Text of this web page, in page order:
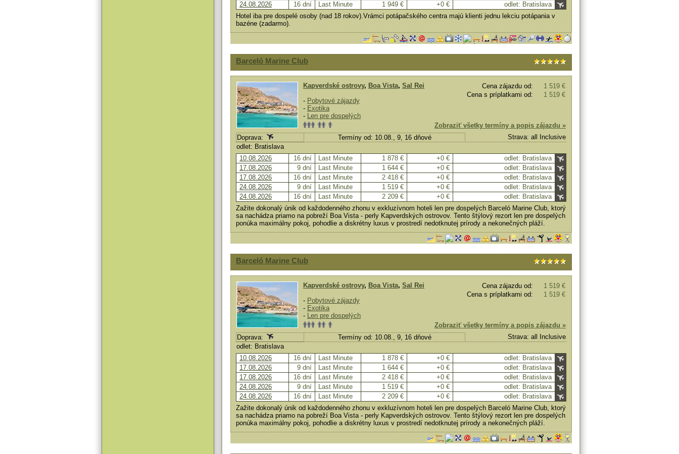
24.08.2026
16 dní Last Minute 1 949 € +0 €
odlet: Bratislava
Hotel iba pre dospelé osoby (nad 18 rokov).Vrámci potápačského centra majú klienti jednu lekciu potápania v
bazéne (zadarmo).
Barceló Marine Club
Cena zájazdu od:
1 519 €
Cena s príplatkami od:
1 519 €
Kapverdské ostrovy, Boa Vista, Sal Rei
- Pobytové zájazdy
- Exotika
- Len pre dospelých
Zobraziť všetky termíny a popis zájazdu »
Doprava:
Termíny od: 10.08., 9, 16 dňové
Strava: all Inclusive
odlet: Bratislava
10.08.2026
16 dní Last Minute 1 878 € +0 €
odlet: Bratislava
17.08.2026
9 dní Last Minute 1 644 € +0 €
odlet: Bratislava
17.08.2026
16 dní Last Minute 2 418 € +0 €
odlet: Bratislava
24.08.2026
9 dní Last Minute 1 519 € +0 €
odlet: Bratislava
24.08.2026
16 dní Last Minute 2 209 € +0 €
odlet: Bratislava
Zažite dokonalý únik od každodenného zhonu v exkluzívnom hoteli len pre dospelých Barceló Marine Club, ktorý
sa nachádza priamo na pobreží Boa Vista - perly Kapverdských ostrovov. Tento štýlový rezort len pre dospelých
ponúka maximálny pokoj, pohodlie a diskrétny luxus v prostredí nedotknutej prírody a nekonečných pláží.
Barceló Marine Club
Cena zájazdu od:
1 519 €
Cena s príplatkami od:
1 519 €
Kapverdské ostrovy, Boa Vista, Sal Rei
- Pobytové zájazdy
- Exotika
- Len pre dospelých
Zobraziť všetky termíny a popis zájazdu »
Doprava:
Termíny od: 10.08., 9, 16 dňové
Strava: all Inclusive
odlet: Bratislava
10.08.2026
16 dní Last Minute 1 878 € +0 €
odlet: Bratislava
17.08.2026
9 dní Last Minute 1 644 € +0 €
odlet: Bratislava
17.08.2026
16 dní Last Minute 2 418 € +0 €
odlet: Bratislava
24.08.2026
9 dní Last Minute 1 519 € +0 €
odlet: Bratislava
24.08.2026
16 dní Last Minute 2 209 € +0 €
odlet: Bratislava
Zažite dokonalý únik od každodenného zhonu v exkluzívnom hoteli len pre dospelých Barceló Marine Club, ktorý
sa nachádza priamo na pobreží Boa Vista - perly Kapverdských ostrovov. Tento štýlový rezort len pre dospelých
ponúka maximálny pokoj, pohodlie a diskrétny luxus v prostredí nedotknutej prírody a nekonečných pláží.